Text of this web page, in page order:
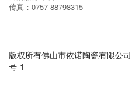
传真： 0757-88798315
版权所有佛山市依诺陶瓷有限公
号-1